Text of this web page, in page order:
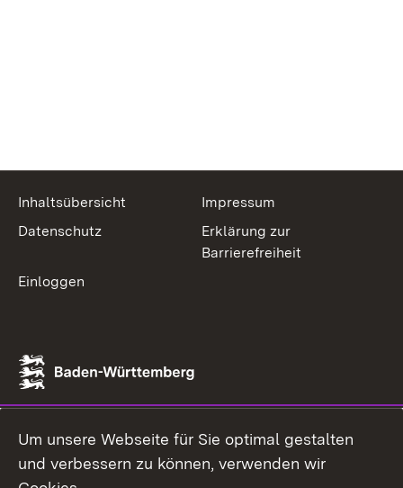
Inhaltsübersicht
Impressum
Datenschutz
Erklärung zur
Barrierefreiheit
Einloggen
Um unsere Webseite für Sie optimal gestalten
und verbessern zu können, verwenden wir